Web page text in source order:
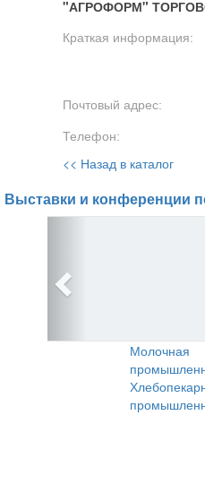
"АГРОФОРМ"
Краткая информация:
Почтовый адрес:
Телефон:
<< Назад в каталог
Выставки и конференции
Молочная